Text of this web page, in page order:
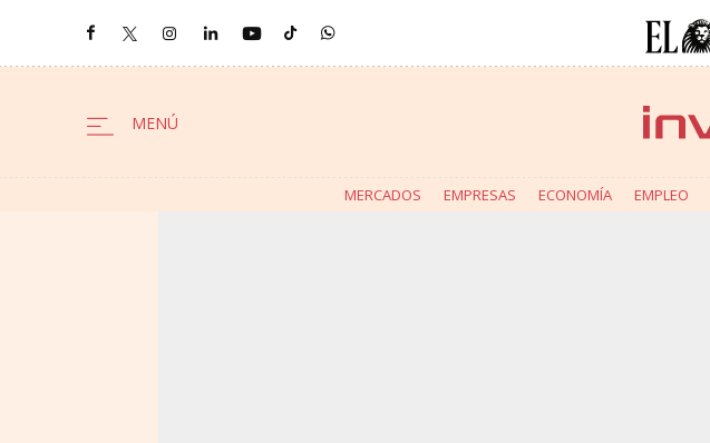
MERCADOS EMPRESAS ECONOMÍA EMPLEO